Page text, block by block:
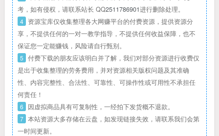
考，如有侵权，请联系站长 QQ2511786901进行删除处理。
4 资源宝库仅收集整理各大网赚平台的付费资源，提供资源分
享，不提供任何的一对一教学指导，不提供任何收益保障，也不
保证您一定能赚钱，风险请自行甄别。
5 付费下载的朋友应该明白并了解，我们对部分资源进行收费仅
是出于收集整理的劳务费用，并对资源相关版权问题及其准确
性、内容完整性、合法性、可靠性、可操作性或可用性不承担任
何责任！
6 因虚拟商品具有可复制性，一经拍下发货概不退款。
7 本站资源大多存储在云盘，如发现链接失效，请联系我们会第
一时间更新。